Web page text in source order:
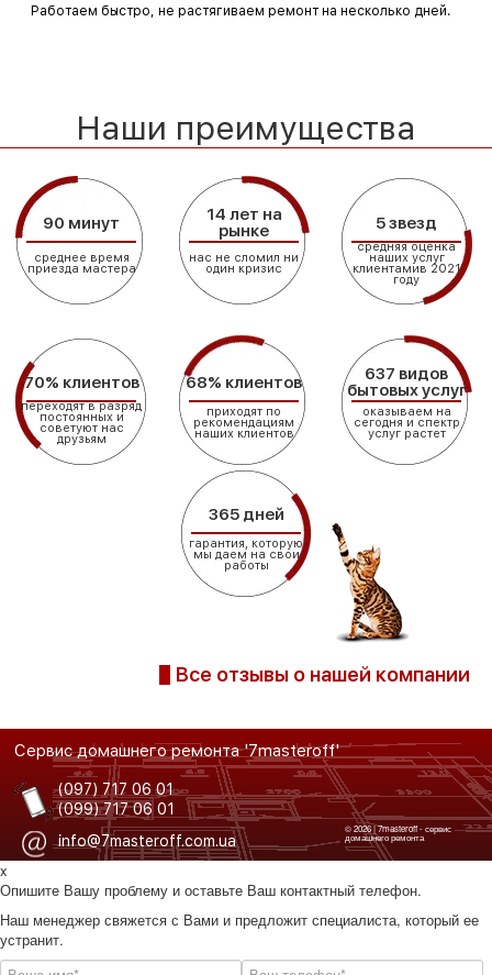
Работаем быстро, не растягиваем ремонт на несколько дней.
Наши преимущества
90 минут
среднее время
приезда мастера
14 лет на
рынке
нас не сломил ни
один кризис
5 звезд
средняя оценка
наших услуг
клиентамив 2021
году
70% клиентов
переходят в разряд
постоянных и
советуют нас
друзьям
68% клиентов
приходят по
рекомендациям
наших клиентов
637 видов
бытовых услуг
оказываем на
сегодня и спектр
услуг растет
365 дней
гарантия, которую
мы даем на свои
работы
Все отзывы о нашей компании
Сервис домашнего ремонта '7masteroff'
(097) 717 06 01
(099) 717 06 01
info@7masteroff.com.ua
© 2026 | 7masteroff - сервис
домашнего ремонта
x
Опишите Вашу проблему и оставьте Ваш контактный телефон.
Наш менеджер свяжется с Вами и предложит специалиста, который ее
устранит.